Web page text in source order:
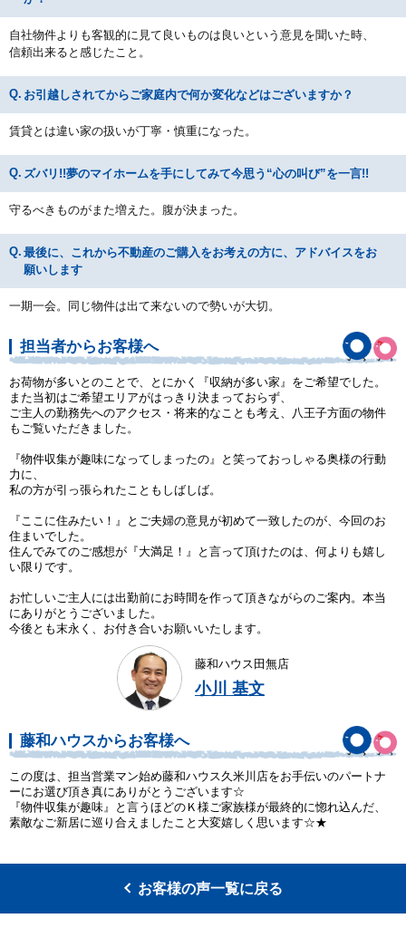
自社物件よりも客観的に見て良いものは良いという意見を聞いた時、
信頼出来ると感じたこと。
お引越しされてからご家庭内で何か変化などはございますか？
賃貸とは違い家の扱いが丁寧・慎重になった。
ズバリ!!夢のマイホームを手にしてみて今思う“心の叫び”を一言!!
守るべきものがまた増えた。腹が決まった。
最後に、これから不動産のご購入をお考えの方に、アドバイスをお
願いします
一期一会。同じ物件は出て来ないので勢いが大切。
担当者からお客様へ
お荷物が多いとのことで、とにかく『収納が多い家』をご希望でした。
また当初はご希望エリアがはっきり決まっておらず、
ご主人の勤務先へのアクセス・将来的なことも考え、八王子方面の物件
もご覧いただきました。
『物件収集が趣味になってしまったの』と笑っておっしゃる奥様の行動
力に、
私の方が引っ張られたこともしばしば。
『ここに住みたい！』とご夫婦の意見が初めて一致したのが、今回のお
住まいでした。
住んでみてのご感想が『大満足！』と言って頂けたのは、何よりも嬉し
い限りです。
お忙しいご主人には出勤前にお時間を作って頂きながらのご案内。本当
にありがとうございました。
今後とも末永く、お付き合いお願いいたします。
藤和ハウス田無店
小川 基文
藤和ハウスからお客様へ
この度は、担当営業マン始め藤和ハウス久米川店をお手伝いのパートナ
ーにお選び頂き真にありがとうございます☆
『物件収集が趣味』と言うほどのＫ様ご家族様が最終的に惚れ込んだ、
素敵なご新居に巡り合えましたこと大変嬉しく思います☆★
お客様の声一覧に戻る